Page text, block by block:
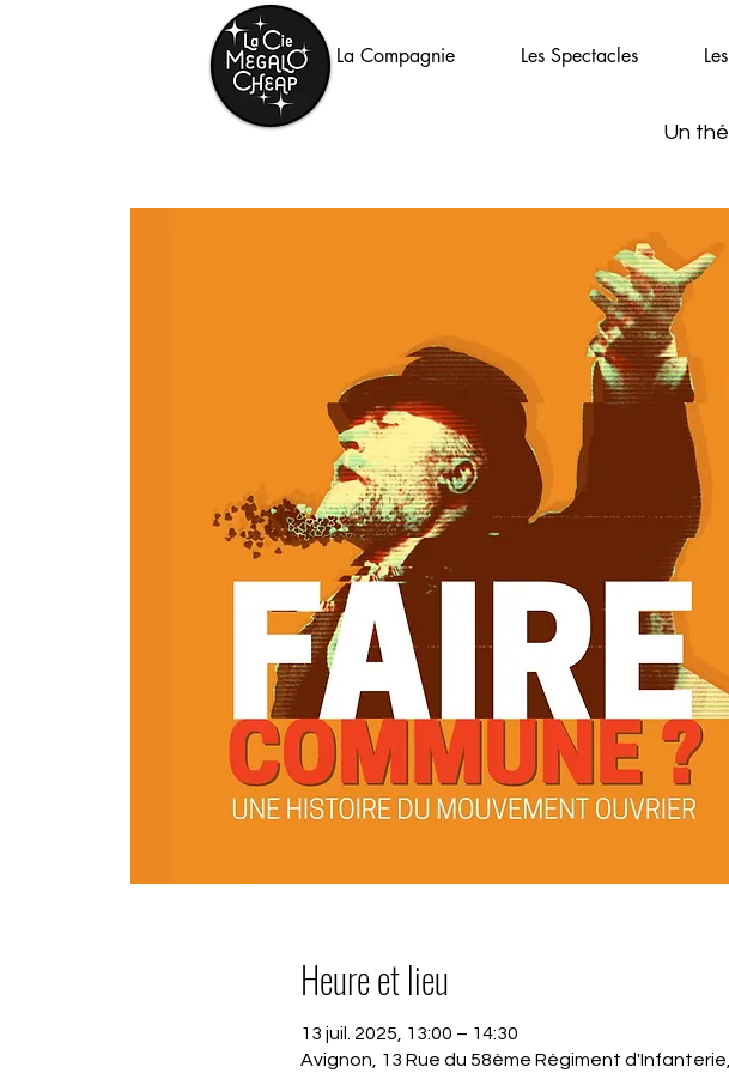
La Compagnie Les Spectacles
Un
Heure et lieu
13 juil. 2025, 13:00 – 14:30
Avignon, 13 Rue du 58ème Régiment